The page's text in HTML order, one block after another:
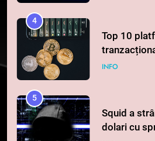
4
Top 10
INFO
5
Squid a
dolari cu